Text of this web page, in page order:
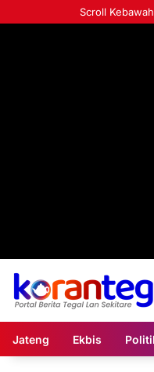
ke
Scroll
Jateng Ekbis